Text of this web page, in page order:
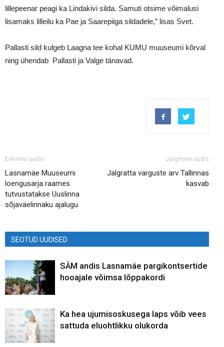
lillepeenar peagi ka Lindakivi silda. Samuti otsime võimalusi
lisamaks lilleilu ka Pae ja Saarepiiga sildadele,” lisas Svet.
Pallasti sild kulgeb Laagna tee kohal KUMU muuseumi kõrval
ning ühendab Pallasti ja Valge tänavad.
Eelmine uudis
Lasnamäe Muuseumi
loengusarja raames
tutvustatakse Uuslinna
sõjaväelinnaku ajalugu
Järgmine uudis
Jalgratta varguste arv Tallinnas
kasvab
SEOTUD UUDISED
SÄM andis Lasnamäe pargikontsertide
hooajale võimsa lõppakordi
Ka hea ujumisoskusega laps võib vees
sattuda eluohtlikku olukorda